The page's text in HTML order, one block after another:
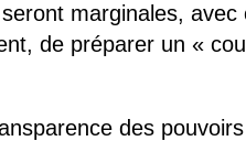
marginales, avec
de préparer un «
des